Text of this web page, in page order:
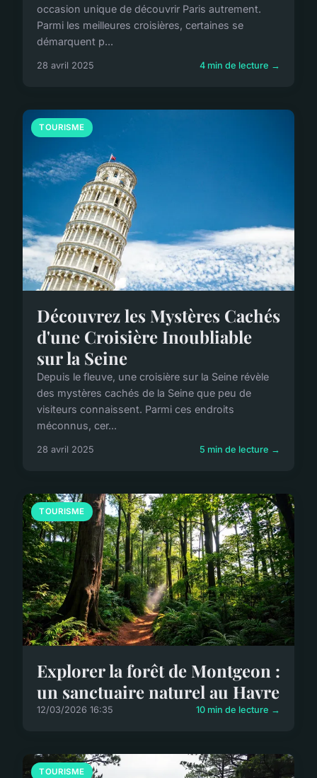
occasion unique de découvrir Paris autrement.
Parmi les meilleures croisières, certaines se
démarquent p...
28 avril 2025 4 min de lecture →
TOURISME
Découvrez les Mystères Cachés
d'une Croisière Inoubliable
sur la Seine
Depuis le fleuve, une croisière sur la Seine révèle
des mystères cachés de la Seine que peu de
visiteurs connaissent. Parmi ces endroits
méconnus, cer...
28 avril 2025 5 min de lecture →
TOURISME
Explorer la forêt de Montgeon :
un sanctuaire naturel au Havre
12/03/2026 16:35 10 min de lecture →
TOURISME